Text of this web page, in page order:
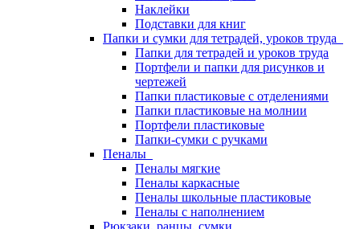
Наклейки
Подставки для книг
Папки и сумки для тетрадей, уроков труда
Папки для тетрадей и уроков труда
Портфели и папки для рисунков и
чертежей
Папки пластиковые с отделениями
Папки пластиковые на молнии
Портфели пластиковые
Папки-сумки с ручками
Пеналы
Пеналы мягкие
Пеналы каркасные
Пеналы школьные пластиковые
Пеналы с наполнением
Рюкзаки, ранцы, сумки